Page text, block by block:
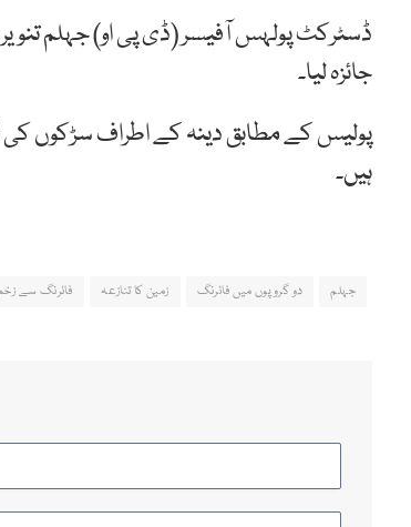
ڈسٹرکٹ پولہس آفیسر (ڈی پی او) جہلم
جائزہ لیا۔
پولیس کے مطابق دینہ کے اطراف سڑکوں کی
ہیں۔
جہلم دو گروپوں میں فائرنگ زمین کا تنازعہ فائرنگ سے